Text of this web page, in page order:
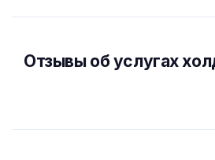
Отзывы об услугах